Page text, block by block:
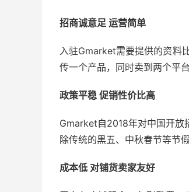
招商诚意足 运营简单
入驻Gmarket需要提供的资料
传一个产品，同时卖到两个平台
政策平稳 促销性价比高
Gmarket自2018年对中国开放
除传统的黑五、中秋春节等节
成本低 对铺货卖家友好